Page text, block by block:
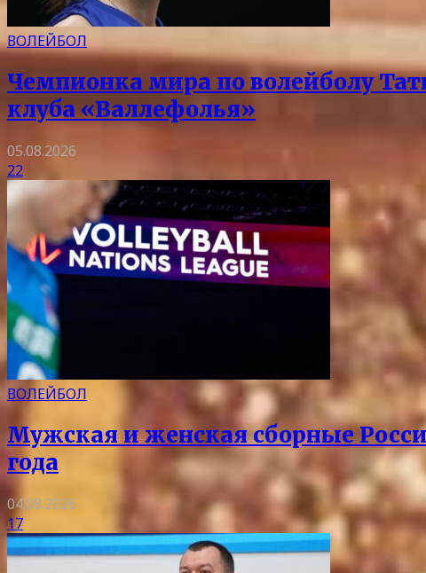
ВОЛЕЙБОЛ
Чемпионка мира по волейболу
клуба «Валлефолья»
05.08.2026
22
ВОЛЕЙБОЛ
Мужская и женская сборные
года
04.08.2026
17